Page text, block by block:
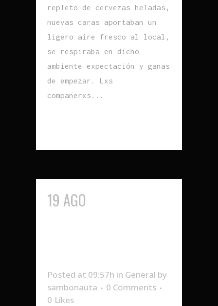
repleto de cervezas heladas,
nuevas caras aportaban un
ligero aire fresco al local,
se respiraba en dicho
ambiente expectación y ganas
de empezar. Lxs
compañerxs...
19 AGO
Posted at 09:57h in General by
sambonauta
0 Comments
0 Likes